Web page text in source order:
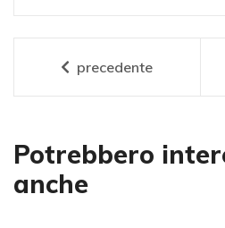
precedente
Potrebbero
anche